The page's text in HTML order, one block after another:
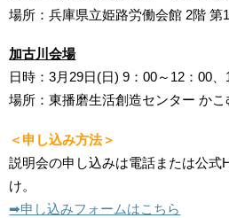
場所：兵庫県立姫路労働会館 2階 第
加古川会場
日時：3月29日(日) 9：00～12：00
場所：東播磨生活創造センター か
＜申し込み方法＞
説明会の申し込みは電話または公式
け。
➡︎申し込みフォームはこちら